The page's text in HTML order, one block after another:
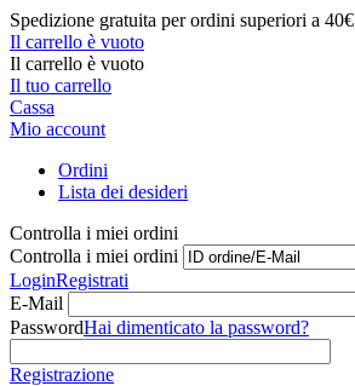
Spedizione gratuita per ordini superiori a 40€
Il carrello è vuoto
Il carrello è vuoto
Il tuo carrello
Cassa
Mio account
Ordini
Lista dei desideri
Controlla i miei ordini
Controlla i miei ordini
LoginRegistrati
E-Mail
PasswordHai dimenticato la password?
Registrazione